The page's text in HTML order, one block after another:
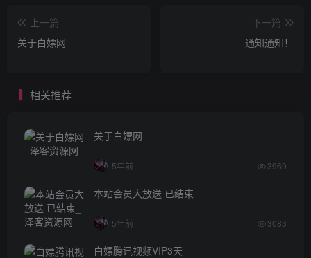
上一篇
关于白嫖网
下一篇
通知通知！
相关推荐
关于白嫖网
5年前 3969
本站会员大放送 已结束
5年前 3083
白嫖腾讯视频VIP3天